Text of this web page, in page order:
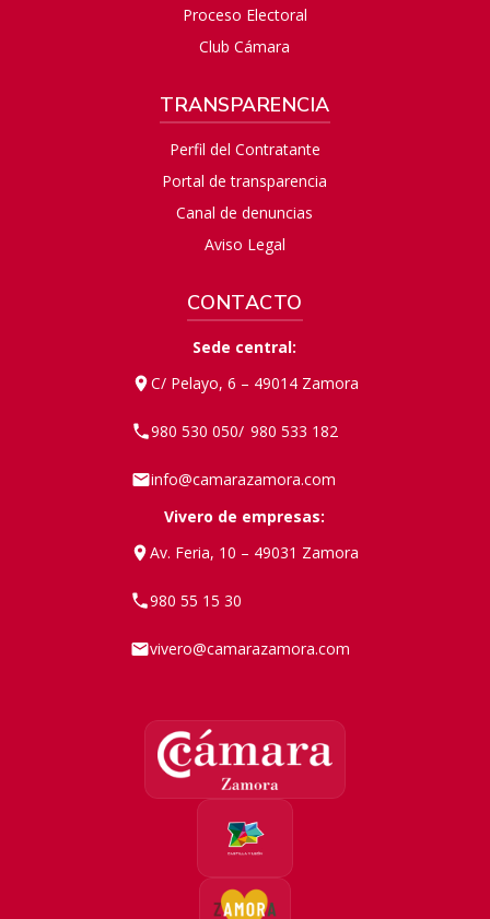
Proceso Electoral
Club Cámara
TRANSPARENCIA
Perfil del Contratante
Portal de transparencia
Canal de denuncias
Aviso Legal
CONTACTO
Sede central:
C/ Pelayo, 6 – 49014 Zamora
980 530 050/ 980 533 182
info@camarazamora.com
Vivero de empresas:
Av. Feria, 10 – 49031 Zamora
980 55 15 30
vivero@camarazamora.com